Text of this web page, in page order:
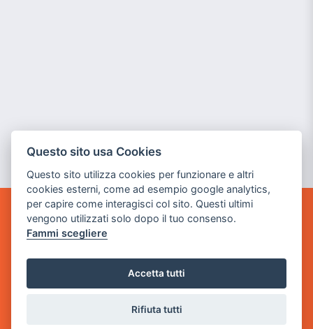
GAME WARP
BY POWER GAME SRL
via Villaggio dei Platani, 3
Questo sito usa Cookies
Questo sito utilizza cookies per funzionare e altri
cookies esterni, come ad esempio google analytics,
per capire come interagisci col sito. Questi ultimi
vengono utilizzati solo dopo il tuo consenso.
Fammi scegliere
Accetta tutti
Rifiuta tutti